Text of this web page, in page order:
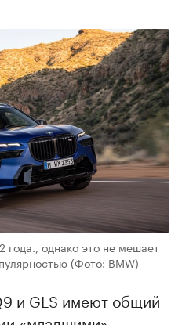
года., однако это не мешает
(Фото: BMW)
и GLS имеют общий